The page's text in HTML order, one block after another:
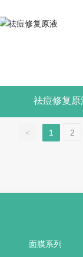
祛痘修复原
< 1 2
面膜系列